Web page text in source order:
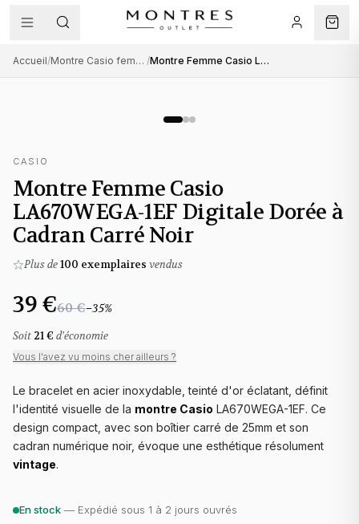
Accueil/ Montre Casio femme / Montre Femme Casio LA670WEGA-1EF Digitale Dorée à Cadran Carré Noir
CASIO
Montre Femme Casio
LA670WEGA-1EF Digitale Dorée à
Cadran Carré Noir
Plus de100 exemplaires vendus
39 €60 €−35%
Soit 21 € d'économie
Vous l'avez vu moins cher ailleurs ?
Le bracelet en acier inoxydable, teinté d'or éclatant, définit
l'identité visuelle de la montre Casio LA670WEGA-1EF. Ce
design compact, avec son boîtier carré de 25mm et son
cadran numérique noir, évoque une esthétique résolument
vintage.
En stock — Expédié sous 1 à 2 jours ouvrés